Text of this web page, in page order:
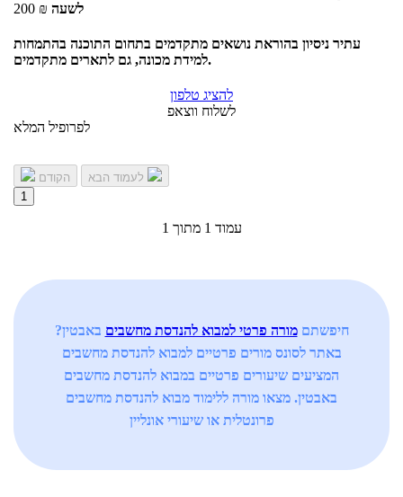
200 ₪ לשעה
עתיר ניסיון בהוראת נושאים מתקדמים בתחום התוכנה בהתמחות
למידת מכונה, גם לתארים מתקדמים.
להציג טלפון
לשלוח ווצאפ
לפרופיל המלא
הקודם
1
עמוד 1 מתוך 1
חיפשתםמורה פרטי למבוא להנדסת מחשבים באבטין?
באתר לסונס מורים פרטיים למבוא להנדסת מחשבים
המציעים שיעורים פרטיים במבוא להנדסת מחשבים
באבטין. מצאו מורה ללימוד מבוא להנדסת מחשבים
פרונטלית או שיעורי אונליין